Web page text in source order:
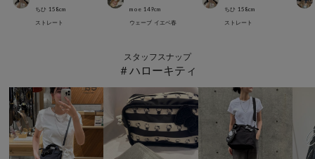
ちひ 158cm
ストレート
m o e 149cm
ウェーブ イエベ春
ちひ 158cm
ストレート
スタッフスナップ
＃ハローキティ